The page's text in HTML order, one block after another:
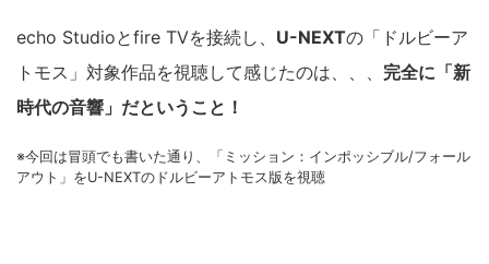
echo Studioとfire TVを接続し、 U-NEXTの「ドルビーア
トモス」対象作品を視聴して感じたのは、、、 完全に「新
時代の音響」だということ！
※今回は冒頭でも書いた通り、「ミッション：インポッシブル/フォール
アウト」をU-NEXTのドルビーアトモス版を視聴